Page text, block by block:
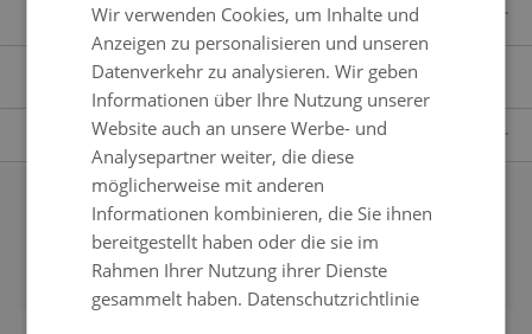
2x Abschlusssofa
1x Mittelsofa
1x Loungetisch2
inkl. Dekokissen
ERWEITERTE PRODUKTBESCHREIBUNG
Artikelnummer 913212822
Kissen & Auflagen
wie abgebildet, hoher Sitzkomfort2, dicke
Rückenpolster, Kunstfaser, 10 cm dicke Sitzauflagen,
Schaumstoff, 14 cm dicke Rückenauflagen,
Kunstfaser
Eigenschaften
Traglast bis zu 120 kg pro Sitzplatz, wetterbeständig,
Sofaelemente frei positionierbar, Mesh-Design
SICHERHEITSHINWEISE
FRAGEN ZUM PRODUKT
Dann kontaktieren Sie gern unseren Kundenservice.
Unsere geschulten Mitarbeiter werden alle Ihre Fragen gern beantworten.
+43800223384
Passendes Zubehör
Wir verwenden Cookies, um Inhalte und
Anzeigen zu personalisieren und unseren
Datenverkehr zu analysieren. Wir geben
Informationen über Ihre Nutzung unserer
Website auch an unsere Werbe- und
Analysepartner weiter, die diese
möglicherweise mit anderen
Informationen kombinieren, die Sie ihnen
bereitgestellt haben oder die sie im
Rahmen Ihrer Nutzung ihrer Dienste
gesammelt haben. Datenschutzrichtlinie